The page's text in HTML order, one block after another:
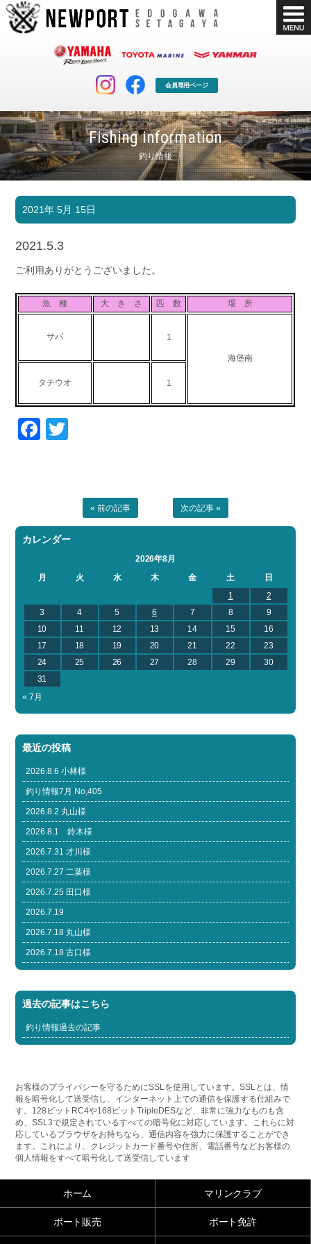
会員専用ページ
Fishing information
釣り情報
マリンクラブ
マリンライフを堪能したい！
ボート販売
ボート免許
Shop Info. Blog
Recruit
2021年 5月 15日
2021.5.3
ご利用ありがとうございました。
魚 種 大 き さ 匹 数 場 所
サバ 1
海堡南
タチウオ 1
Facebook
« 前の記事 次の記事 »
カレンダー
2026年8月
月
火 水 木 金 土
日
1
2
3
4 5 6 7 8
9
10
11 12 13 14 15
16
17
18 19 20 21 22
23
24
25 26 27 28 29
30
31
« 7月
最近の投稿
2026.8.6 小林様
釣り情報7月 No,405
2026.8.2 丸山様
2026.8.1 鈴木様
2026.7.31 才川様
2026.7.27 二葉様
2026.7.25 田口様
2026.7.19
2026.7.18 丸山様
2026.7.18 古口様
過去の記事はこちら
釣り情報過去の記事
お客様のプライバシーを守るためにSSLを使用しています。SSLとは、情
報を暗号化して送受信し、インターネット上での通信を保護する仕組みで
す。128ビットRC4や168ビットTripleDESなど、非常に強力なものも含
め、SSL3で規定されているすべての暗号化に対応しています。これらに対
応しているブラウザをお持ちなら、通信内容を強力に保護することができ
ます。これにより、クレジットカード番号や住所、電話番号などお客様の
個人情報をすべて暗号化して送受信しています
ホーム マリンクラブ
ボート販売 ボート免許